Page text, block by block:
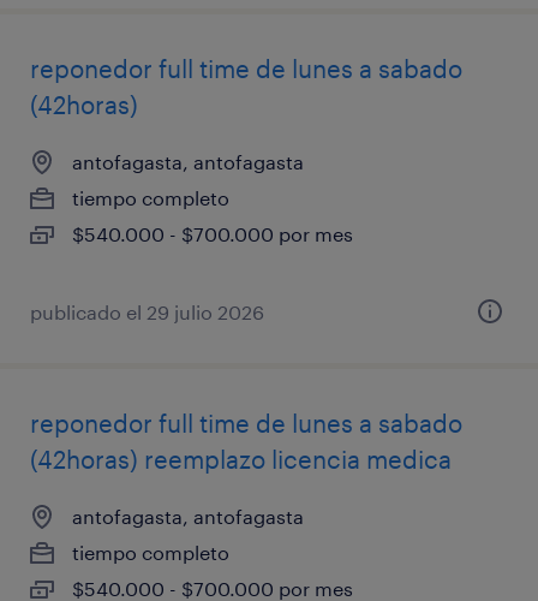
reponedor full time de lunes a sabado
(42horas)
antofagasta, antofagasta
tiempo completo
$540.000 - $700.000 por mes
publicado el 29 julio 2026
reponedor full time de lunes a sabado
(42horas) reemplazo licencia medica
antofagasta, antofagasta
tiempo completo
$540.000 - $700.000 por mes